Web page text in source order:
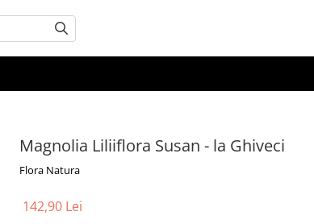
Magnolia Liliiflora Susan - la Ghiveci
Flora Natura
142,90 Lei